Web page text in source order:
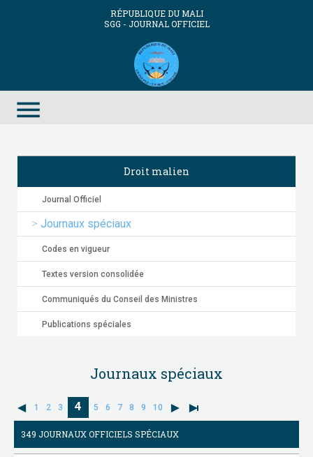
RÉPUBLIQUE DU MALI
SGG - JOURNAL OFFICIEL
menu
Droit malien
Journal Officiel
Journaux spéciaux
Codes en vigueur
Textes version consolidée
Communiqués du Conseil des Ministres
Publications spéciales
Journaux spéciaux
1 2 3 4 5 6 7 8 9 10
349 JOURNAUX OFFICIELS SPÉCIAUX